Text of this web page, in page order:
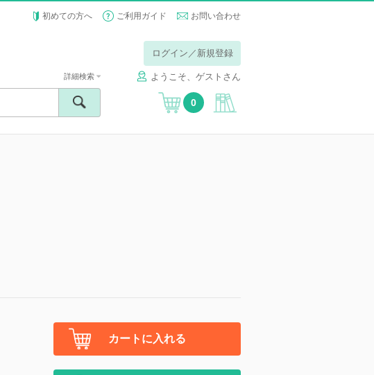
初めての方へ ご利用ガイド お問い合わせ
ログイン／新規登録
ようこそ、ゲストさん
詳細検索
0
カートに入れる